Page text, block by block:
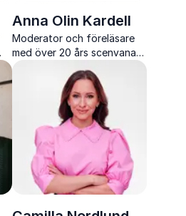
Anna Olin Kardell
Moderator och föreläsare
med över 20 års scenvana